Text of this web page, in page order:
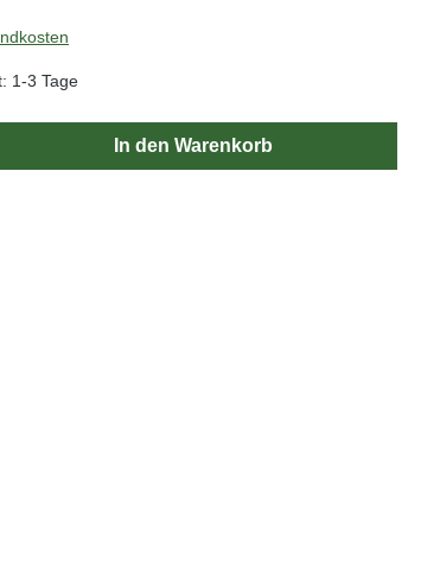
1-3 Tage
den gewünschten Wert ein
In den Warenkorb